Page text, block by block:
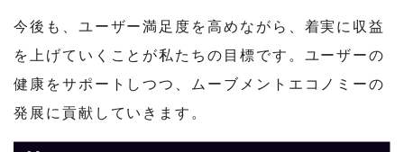
今後も、ユーザー満足度を高めながら、着実に収益
を上げていくことが私たちの目標です。ユーザーの
健康をサポートしつつ、ムーブメントエコノミーの
発展に貢献していきます。